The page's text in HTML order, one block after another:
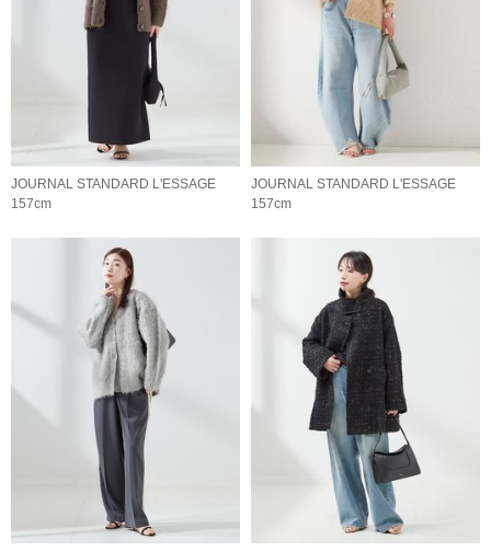
JOURNAL STANDARD L'ESSAGE
157cm
JOURNAL STANDARD L'ESSAGE
157cm